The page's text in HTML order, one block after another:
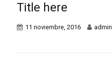
Title here
11 noviembre, 2016 admin